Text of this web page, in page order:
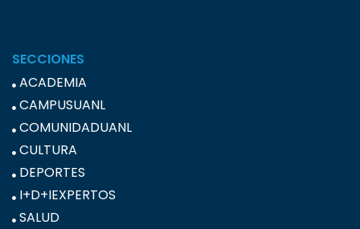
SECCIONES
ACADEMIA
CAMPUSUANL
COMUNIDADUANL
CULTURA
DEPORTES
I+D+IEXPERTOS
SALUD